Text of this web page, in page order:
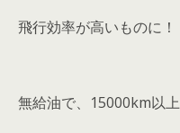
飛行効率が高いものに！
無給油で、15000km以上